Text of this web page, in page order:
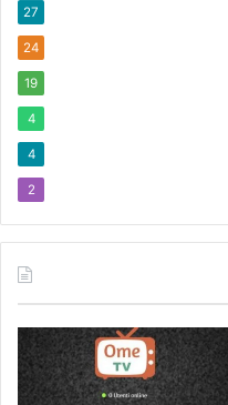
27
24
19
4
4
2